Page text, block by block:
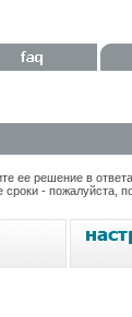
ее решение в
- пожалуйста,